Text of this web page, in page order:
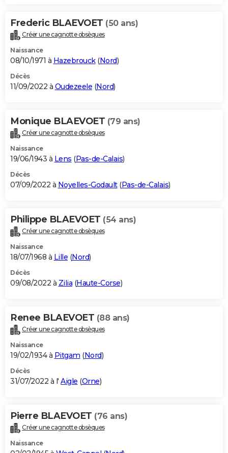
Frederic BLAEVOET (50 ans)
Créer une cagnotte obsèques
Naissance
08/10/1971 à Hazebrouck(Nord)
Décès
11/09/2022 à Oudezeele (Nord)
Monique BLAEVOET (79 ans)
Créer une cagnotte obsèques
Naissance
19/06/1943 à Lens (Pas-de-Calais)
Décès
07/09/2022 à Noyelles-Godault(Pas-de-Calais)
Philippe BLAEVOET (54 ans)
Créer une cagnotte obsèques
Naissance
18/07/1968 à Lille (Nord)
Décès
09/08/2022 à Zilia (Haute-Corse)
Renee BLAEVOET (88 ans)
Créer une cagnotte obsèques
Naissance
19/02/1934 à Pitgam (Nord)
Décès
31/07/2022 à l' Aigle (Orne)
Pierre BLAEVOET (76 ans)
Créer une cagnotte obsèques
Naissance